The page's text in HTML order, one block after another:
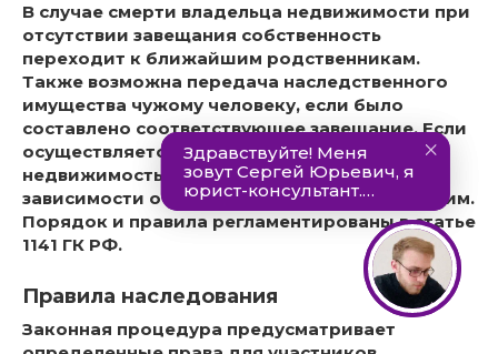
В случае смерти владельца недвижимости при
отсутствии завещания собственность
переходит к ближайшим родственникам.
Также возможна передача наследственного
имущества чужому человеку, если было
составлено соответствующее завещание. Если
осуществляется наследование по закону,
недвижимость переходит к людям в
зависимости от степени их родства с умершим.
Порядок и правила регламентированы в статье
1141 ГК РФ.
Правила наследования
Законная процедура предусматривает